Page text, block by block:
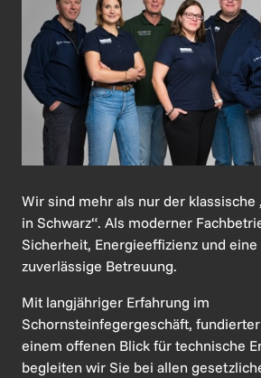
Wir sind mehr als nur der
in Schwarz“. Als moderner
Sicherheit, Energieeffizienz und
zuverlässige Betreuung.
Mit langjähriger Erfahrung im
Schornsteinfegergeschäft,
einem offenen Blick für technische
begleiten wir Sie bei allen